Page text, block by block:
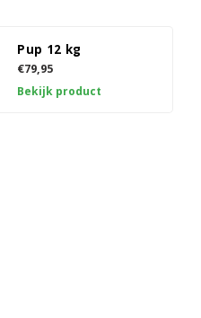
Pup 12 kg
€79,95
Bekijk product